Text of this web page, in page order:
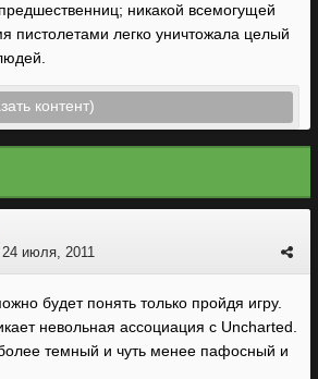
никакой всемогущей
пистолетами легко уничтожала целый
контент)
24 июля, 2011
будет понять только пройдя игру.
невольная ассоциация с Uncharted.
темный и чуть менее пафосный и